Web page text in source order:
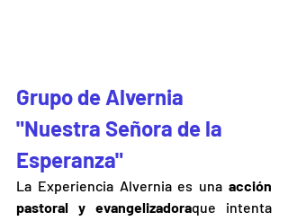
Grupo de Alvernia
"Nuestra Señora de la
Esperanza"
La Experiencia Alvernia es una acción
pastoral y evangelizadoraque intenta